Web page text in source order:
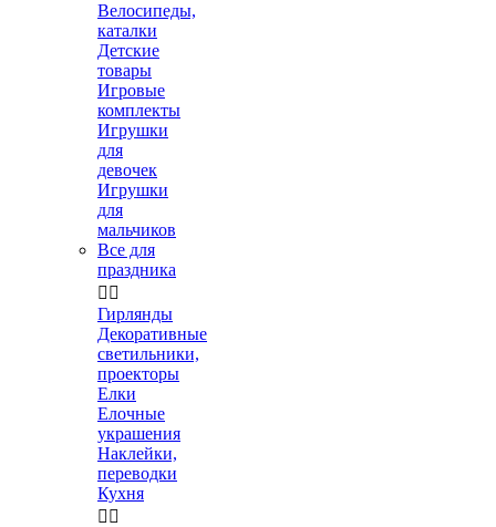
Велосипеды,
каталки
Детские
товары
Игровые
комплекты
Игрушки
для
девочек
Игрушки
для
мальчиков
Все для
праздника
 
Гирлянды
Декоративные
светильники,
проекторы
Елки
Елочные
украшения
Наклейки,
переводки
Кухня
 